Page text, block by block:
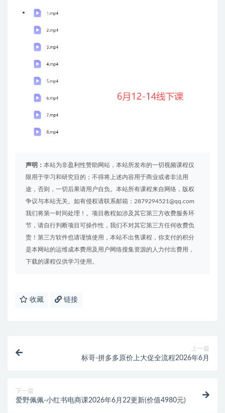
声明： 本站为非盈利性赞助网站，本站所发布的一切视频课程仅
限用于学习和研究目的；不得将上述内容用于商业或者非法用
途，否则，一切后果请用户自负。本站所有课程来自网络，版权
争议与本站无关。如有侵权请联系邮箱：2879294521@qq.com
我们将第一时间处理！。项目教程如涉及其它第三方收费服务环
节，请自行判断项目可操作性，我们不对其它第三方任何收费负
责！第三方软件也请谨慎使用，本站不出售课程，你支付的积分
是本网站的运维成本费用及用户网络搜集资源的人力付出费用，
下载的课程仅供学习使用。
收藏 链接
上一篇
标哥-拼多多原价上大促全流程2026年6月
下一篇
爱野佩佩-小红书电商课2026年6月22更新(价值4980元)